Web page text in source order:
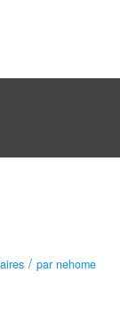
/ par nehome